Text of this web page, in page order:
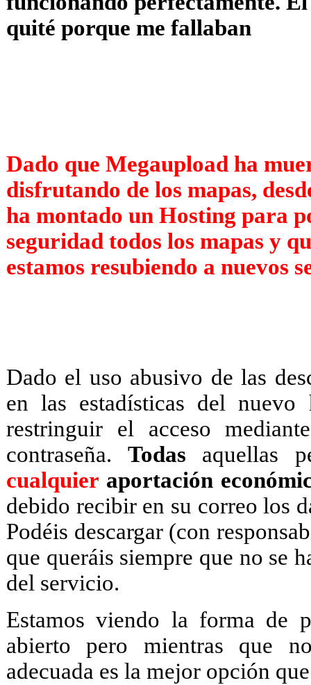
quité porque me fallaban
Dado que Megaupload ha
disfrutando de los mapas,
ha montado un Hosting para
seguridad todos los mapas y
estamos resubiendo a nuevos
Dado el uso abusivo de las
en las estadísticas del
restringuir el acceso
contraseña.Todas aquellas
cualquier aportación
debido recibir en su correo los
Podéis descargar (con
que queráis siempre que no se
del servicio.
Estamos viendo la forma de
abierto pero mientras que
adecuada es la mejor opción